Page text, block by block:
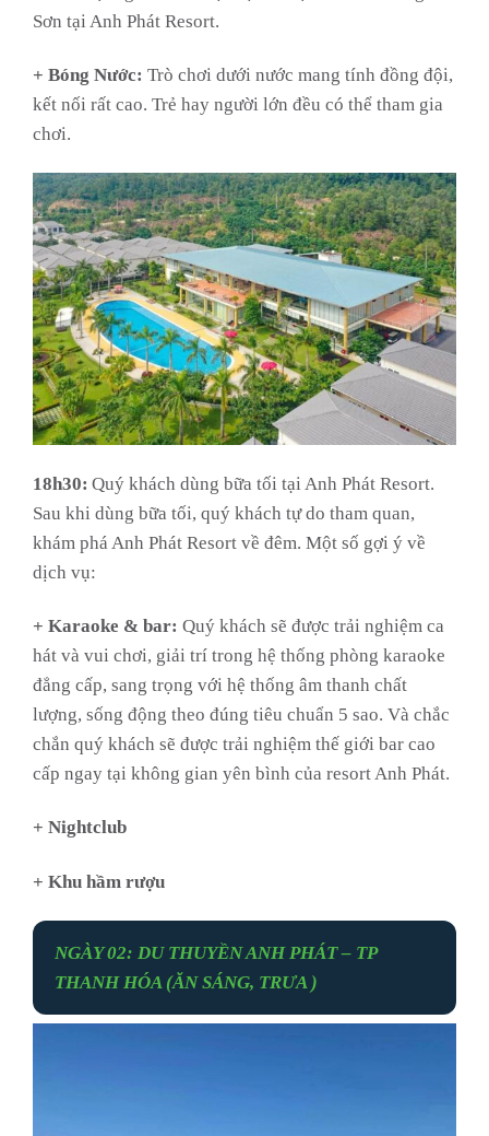
Sơn tại Anh Phát Resort.
+ Bóng Nước: Trò chơi dưới nước mang tính đồng đội,
kết nối rất cao. Trẻ hay người lớn đều có thể tham gia
chơi.
18h30: Quý khách dùng bữa tối tại Anh Phát Resort.
Sau khi dùng bữa tối, quý khách tự do tham quan,
khám phá Anh Phát Resort về đêm. Một số gợi ý về
dịch vụ:
+ Karaoke & bar: Quý khách sẽ được trải nghiệm ca
hát và vui chơi, giải trí trong hệ thống phòng karaoke
đẳng cấp, sang trọng với hệ thống âm thanh chất
lượng, sống động theo đúng tiêu chuẩn 5 sao. Và chắc
chắn quý khách sẽ được trải nghiệm thế giới bar cao
cấp ngay tại không gian yên bình của resort Anh Phát.
+ Nightclub
+ Khu hầm rượu
NGÀY 02: DU THUYỀN ANH PHÁT – TP
THANH HÓA (ĂN SÁNG, TRƯA )